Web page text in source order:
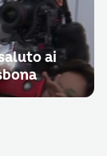
ai